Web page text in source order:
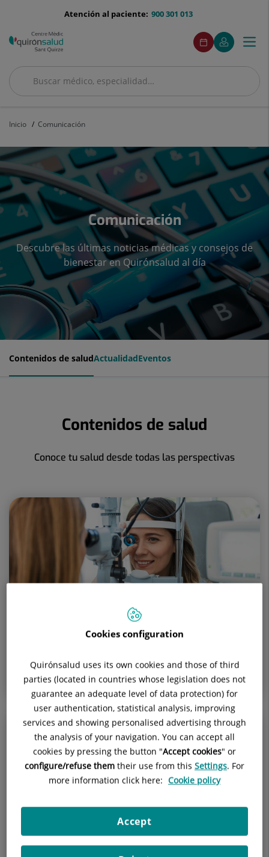
menu-
900 301 013
Atención al paciente:
Buscar
Buscar
menuAcceso
Pedir
cita
Este
enlace
se
en
Mi
Quirónsalud
Este
enlace
se
en
ventana
Menú
Inicio Comunicación
Comunicación
Descubre las últimas noticias médicas y consejos de
bienestar en Quirónsalud al día
Contenidos de saludActualidadEventos
Contenidos de salud
Conoce tu salud desde todas las perspectivas
19 de marzo de 2024
tratamiento del glaucoma
26 de febrero de 2024
Cookies configuration
Quirónsalud uses its own cookies and those of third
parties (located in countries whose legislation does not
guarantee an adequate level of data protection) for
user authentication, statistical analysis, improving
services and showing personalised advertising through
the analysis of your navigation. You can accept all
cookies by pressing the button "Accept cookies" or
configure/refuse them their use from this Settings. For
more information click here: Cookie policy
Accept